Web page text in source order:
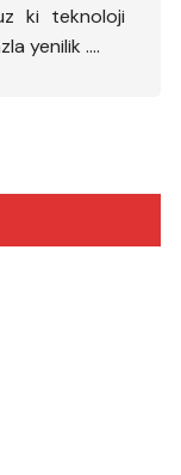
ki teknoloji
yenilik ….